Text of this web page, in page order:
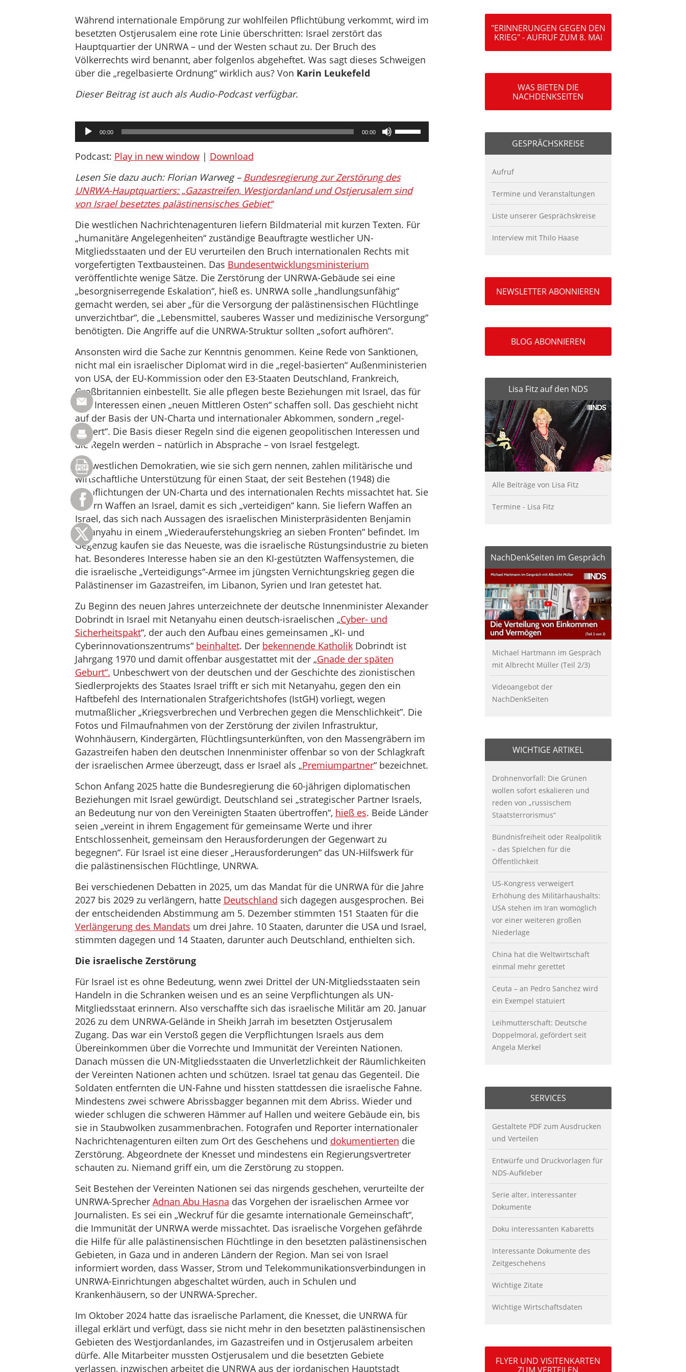
Während internationale Empörung zur wohlfeilen Pflichtübung verkommt, wird im
besetzten Ostjerusalem eine rote Linie überschritten: Israel zerstört das
Hauptquartier der UNRWA – und der Westen schaut zu. Der Bruch des
Völkerrechts wird benannt, aber folgenlos abgeheftet. Was sagt dieses Schweigen
über die „regelbasierte Ordnung“ wirklich aus? Von Karin Leukefeld
Dieser Beitrag ist auch als Audio-Podcast verfügbar.
Audio-
Player
00:00 00:00
Pfeiltasten
Hoch/Runter
die
Lautstärke
Podcast: Play in new window| Download
Lesen Sie dazu auch: Florian Warweg – Bundesregierung zur Zerstörung des
UNRWA-Hauptquartiers: „Gazastreifen, Westjordanland und Ostjerusalem sind
von Israel besetztes palästinensisches Gebiet“
Die westlichen Nachrichtenagenturen liefern Bildmaterial mit kurzen Texten. Für
„humanitäre Angelegenheiten“ zuständige Beauftragte westlicher UN-
Mitgliedsstaaten und der EU verurteilen den Bruch internationalen Rechts mit
vorgefertigten Textbausteinen. Das Bundesentwicklungsministerium
veröffentlichte wenige Sätze. Die Zerstörung der UNRWA-Gebäude sei eine
„besorgniserregende Eskalation“, hieß es. UNRWA solle „handlungsunfähig“
gemacht werden, sei aber „für die Versorgung der palästinensischen Flüchtlinge
unverzichtbar“, die „Lebensmittel, sauberes Wasser und medizinische Versorgung“
benötigten. Die Angriffe auf die UNRWA-Struktur sollten „sofort aufhören“.
Ansonsten wird die Sache zur Kenntnis genommen. Keine Rede von Sanktionen,
nicht mal ein israelischer Diplomat wird in die „regel-basierten“ Außenministerien
von USA, der EU-Kommission oder den E3-Staaten Deutschland, Frankreich,
Großbritannien einbestellt. Sie alle pflegen beste Beziehungen mit Israel, das für
ihre Interessen einen „neuen Mittleren Osten“ schaffen soll. Das geschieht nicht
auf der Basis der UN-Charta und internationaler Abkommen, sondern „regel-
basiert“. Die Basis dieser Regeln sind die eigenen geopolitischen Interessen und
die Regeln werden – natürlich in Absprache – von Israel festgelegt.
Die westlichen Demokratien, wie sie sich gern nennen, zahlen militärische und
wirtschaftliche Unterstützung für einen Staat, der seit Bestehen (1948) die
Verpflichtungen der UN-Charta und des internationalen Rechts missachtet hat. Sie
liefern Waffen an Israel, damit es sich „verteidigen“ kann. Sie liefern Waffen an
Israel, das sich nach Aussagen des israelischen Ministerpräsidenten Benjamin
Netanyahu in einem „Wiederauferstehungskrieg an sieben Fronten“ befindet. Im
Gegenzug kaufen sie das Neueste, was die israelische Rüstungsindustrie zu bieten
hat. Besonderes Interesse haben sie an den KI-gestützten Waffensystemen, die
die israelische „Verteidigungs“-Armee im jüngsten Vernichtungskrieg gegen die
Palästinenser im Gazastreifen, im Libanon, Syrien und Iran getestet hat.
Zu Beginn des neuen Jahres unterzeichnete der deutsche Innenminister Alexander
Dobrindt in Israel mit Netanyahu einen deutsch-israelischen „Cyber- und
Sicherheitspakt“, der auch den Aufbau eines gemeinsamen „KI- und
Cyberinnovationszentrums“ beinhaltet. Der bekennende KatholikDobrindt ist
Jahrgang 1970 und damit offenbar ausgestattet mit der „Gnade der späten
Geburt“. Unbeschwert von der deutschen und der Geschichte des zionistischen
Siedlerprojekts des Staates Israel trifft er sich mit Netanyahu, gegen den ein
Haftbefehl des Internationalen Strafgerichtshofes (IstGH) vorliegt, wegen
mutmaßlicher „Kriegsverbrechen und Verbrechen gegen die Menschlichkeit”. Die
Fotos und Filmaufnahmen von der Zerstörung der zivilen Infrastruktur,
Wohnhäusern, Kindergärten, Flüchtlingsunterkünften, von den Massengräbern im
Gazastreifen haben den deutschen Innenminister offenbar so von der Schlagkraft
der israelischen Armee überzeugt, dass er Israel als „Premiumpartner“ bezeichnet.
Schon Anfang 2025 hatte die Bundesregierung die 60-jährigen diplomatischen
Beziehungen mit Israel gewürdigt. Deutschland sei „strategischer Partner Israels,
an Bedeutung nur von den Vereinigten Staaten übertroffen“, hieß es. Beide Länder
seien „vereint in ihrem Engagement für gemeinsame Werte und ihrer
Entschlossenheit, gemeinsam den Herausforderungen der Gegenwart zu
begegnen“. Für Israel ist eine dieser „Herausforderungen“ das UN-Hilfswerk für
die palästinensischen Flüchtlinge, UNRWA.
Bei verschiedenen Debatten in 2025, um das Mandat für die UNRWA für die Jahre
2027 bis 2029 zu verlängern, hatte Deutschland sich dagegen ausgesprochen. Bei
der entscheidenden Abstimmung am 5. Dezember stimmten 151 Staaten für die
Verlängerung des Mandats um drei Jahre. 10 Staaten, darunter die USA und Israel,
stimmten dagegen und 14 Staaten, darunter auch Deutschland, enthielten sich.
Die israelische Zerstörung
Für Israel ist es ohne Bedeutung, wenn zwei Drittel der UN-Mitgliedsstaaten sein
Handeln in die Schranken weisen und es an seine Verpflichtungen als UN-
Mitgliedsstaat erinnern. Also verschaffte sich das israelische Militär am 20. Januar
2026 zu dem UNRWA-Gelände in Sheikh Jarrah im besetzten Ostjerusalem
Zugang. Das war ein Verstoß gegen die Verpflichtungen Israels aus dem
Übereinkommen über die Vorrechte und Immunität der Vereinten Nationen.
Danach müssen die UN-Mitgliedsstaaten die Unverletzlichkeit der Räumlichkeiten
der Vereinten Nationen achten und schützen. Israel tat genau das Gegenteil. Die
Soldaten entfernten die UN-Fahne und hissten stattdessen die israelische Fahne.
Mindestens zwei schwere Abrissbagger begannen mit dem Abriss. Wieder und
wieder schlugen die schweren Hämmer auf Hallen und weitere Gebäude ein, bis
sie in Staubwolken zusammenbrachen. Fotografen und Reporter internationaler
Nachrichtenagenturen eilten zum Ort des Geschehens und dokumentierten die
Zerstörung. Abgeordnete der Knesset und mindestens ein Regierungsvertreter
schauten zu. Niemand griff ein, um die Zerstörung zu stoppen.
Seit Bestehen der Vereinten Nationen sei das nirgends geschehen, verurteilte der
UNRWA-Sprecher Adnan Abu Hasna das Vorgehen der israelischen Armee vor
Journalisten. Es sei ein „Weckruf für die gesamte internationale Gemeinschaft“,
die Immunität der UNRWA werde missachtet. Das israelische Vorgehen gefährde
die Hilfe für alle palästinensischen Flüchtlinge in den besetzten palästinensischen
Gebieten, in Gaza und in anderen Ländern der Region. Man sei von Israel
informiert worden, dass Wasser, Strom und Telekommunikationsverbindungen in
UNRWA-Einrichtungen abgeschaltet würden, auch in Schulen und
Krankenhäusern, so der UNRWA-Sprecher.
Im Oktober 2024 hatte das israelische Parlament, die Knesset, die UNRWA für
illegal erklärt und verfügt, dass sie nicht mehr in den besetzten palästinensischen
Gebieten des Westjordanlandes, im Gazastreifen und in Ostjerusalem arbeiten
dürfe. Alle Mitarbeiter mussten Ostjerusalem und die besetzten Gebiete
verlassen, inzwischen arbeitet die UNRWA aus der jordanischen Hauptstadt
"ERINNERUNGEN GEGEN DEN
KRIEG" - AUFRUF ZUM 8. MAI
WAS BIETEN DIE
NACHDENKSEITEN
GESPRÄCHSKREISE
Aufruf
Termine und Veranstaltungen
Liste unserer Gesprächskreise
Interview mit Thilo Haase
NEWSLETTER ABONNIEREN
BLOG ABONNIEREN
Lisa Fitz auf den NDS
Alle Beiträge von Lisa Fitz
Termine - Lisa Fitz
NachDenkSeiten im Gespräch
Michael Hartmann im Gespräch
mit Albrecht Müller (Teil 2/3)
Videoangebot der
NachDenkSeiten
WICHTIGE ARTIKEL
Drohnenvorfall: Die Grünen
wollen sofort eskalieren und
reden von „russischem
Staatsterrorismus“
Bündnisfreiheit oder Realpolitik
– das Spielchen für die
Öffentlichkeit
US-Kongress verweigert
Erhöhung des Militärhaushalts:
USA stehen im Iran womöglich
vor einer weiteren großen
Niederlage
China hat die Weltwirtschaft
einmal mehr gerettet
Ceuta – an Pedro Sanchez wird
ein Exempel statuiert
Leihmutterschaft: Deutsche
Doppelmoral, gefördert seit
Angela Merkel
SERVICES
Gestaltete PDF zum Ausdrucken
und Verteilen
Entwürfe und Druckvorlagen für
NDS-Aufkleber
Serie alter, interessanter
Dokumente
Doku interessanten Kabaretts
Interessante Dokumente des
Zeitgeschehens
Wichtige Zitate
Wichtige Wirtschaftsdaten
FLYER UND VISITENKARTEN